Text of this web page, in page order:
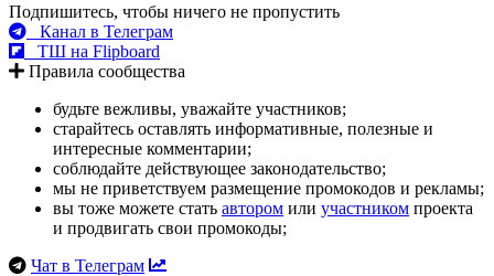
Подпишитесь, чтобы ничего не пропустить
Канал в Телеграм
ТШ на Flipboard
Правила сообщества
будьте вежливы, уважайте участников;
старайтесь оставлять информативные, полезные и
интересные комментарии;
соблюдайте действующее законодательство;
мы не приветствуем размещение промокодов и рекламы;
вы тоже можете стать автором или участником проекта
и продвигать свои промокоды;
Чат в Телеграм